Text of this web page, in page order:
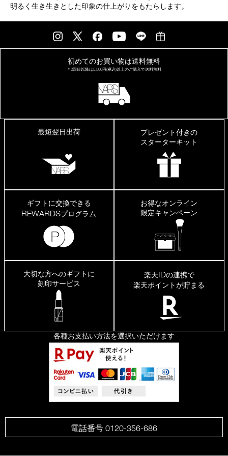
明るく生き生きとした印象の仕上がりをもたらします。
初めてのお買い物は送料無料
＊2回目以降は5,500円(税込)以上のご購入で送料無料
最短翌日出荷
プレゼント付きの
スターターキット
ギフトに交換できる
REWARDSプログラム
お得なオンライン
限定キャンペーン
大切な方へのギフトに
刻印サービス
楽天IDの連携で
楽天ポイントが貯まる
各種お支払い方法を選択いただけます
電話番号 0120-356-686